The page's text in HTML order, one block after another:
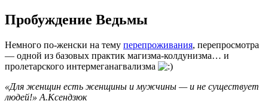
Пробуждение Ведьмы
Немного по-женски на тему перепроживания, перепросмотра
— одной из базовых практик магизма-колдунизма… и
пролетарского интермеганагвализма
«Для женщин есть женщины и мужчины — и не существует
людей!» А.Ксендзюк